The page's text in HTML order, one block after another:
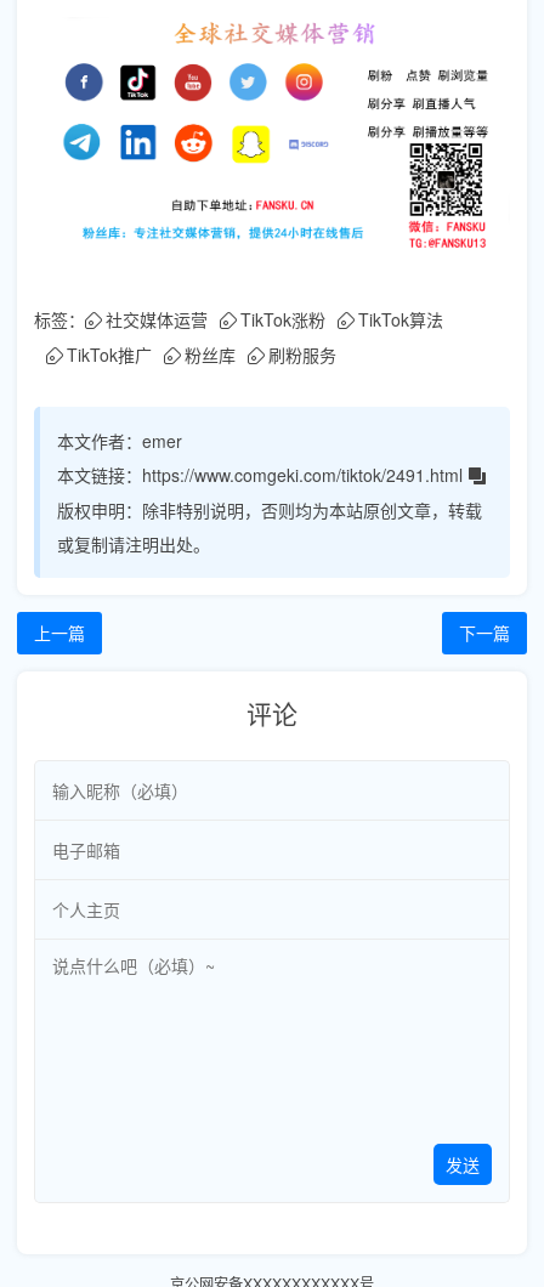
标签： 社交媒体运营 TikTok涨粉
TikTok算法
TikTok推广
粉丝库 刷粉服务
本文作者： emer
本文链接： https://www.comgeki.com/tiktok/2491.html
版权申明： 除非特别说明，否则均为本站原创文章，转载
或复制请注明出处。
上一篇 下一篇
评论
发送
京公网安备XXXXXXXXXXXX号